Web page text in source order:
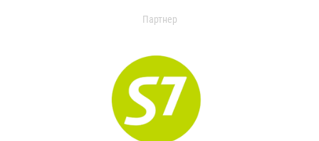
Партнер